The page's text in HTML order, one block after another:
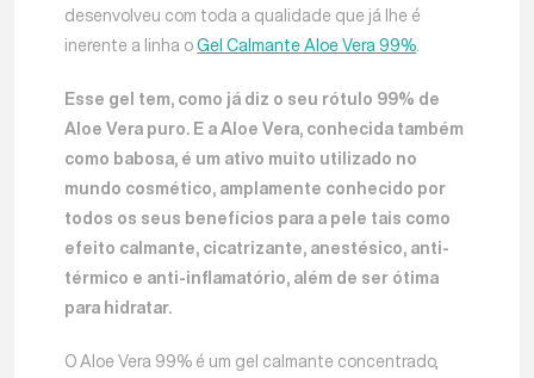
desenvolveu com toda a qualidade que já lhe é
inerente a linha oGel Calmante Aloe Vera 99%.
Esse gel tem, como já diz o seu rótulo 99% de
Aloe Vera puro. E a Aloe Vera, conhecida também
como babosa, é um ativo muito utilizado no
mundo cosmético, amplamente conhecido por
todos os seus benefícios para a pele tais como
efeito calmante, cicatrizante, anestésico, anti-
térmico e anti-inflamatório, além de ser ótima
para hidratar.
O Aloe Vera 99% é um gel calmante concentrado,